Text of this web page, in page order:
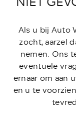
Als u bij Auto
zocht, aarzel
nemen. Ons
eventuele
ernaar om aan
en u te